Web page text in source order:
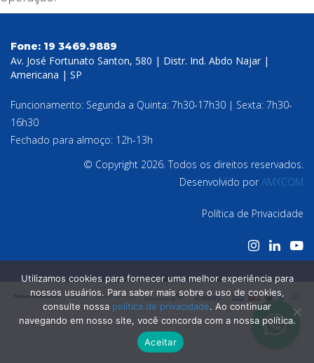
Fone: 19 3469.9889
Av. José Fortunato Santon, 580 | Distr. Ind. Abdo Najar |
Americana | SP
Funcionamento: Segunda a Quinta: 7h30-17h30 | Sexta: 7h30-
16h30
Fechado para almoço: 12h-13h
© Copyright 2026. Todos os direitos reservados.
Desenvolvido porAMXCOM
Política de Privacidade
Utilizamos cookies para fornecer uma melhor experiência para
nossos usuários. Para saber mais sobre o uso de cookies,
consulte nossa política de privacidade. Ao continuar
navegando em nosso site, você concorda com a nossa política.
Aceitar